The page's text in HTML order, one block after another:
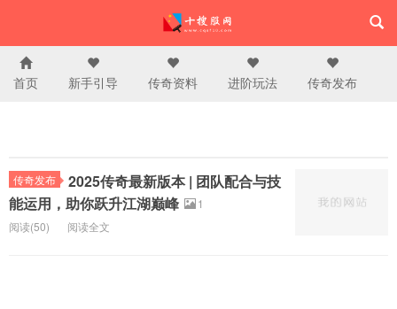
首页 新手引导 传奇资料 进阶玩法 传奇发布
传奇发布
2025传奇最新版本 | 团队配合与技
能运用，助你跃升江湖巅峰
1
阅读(50)
阅读全文